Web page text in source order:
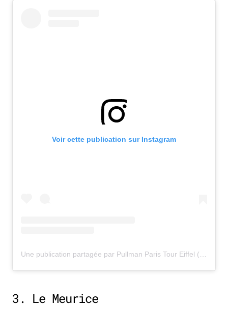
Voir cette publication sur Instagram
3. Le Meurice